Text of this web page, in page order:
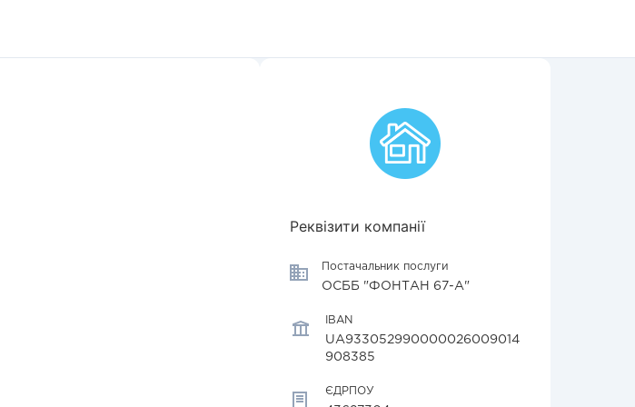
Реквізити компанії
Постачальник послуги
ОСББ "ФОНТАН 67-А"
IBAN
UA933052990000026009014
908385
ЄДРПОУ